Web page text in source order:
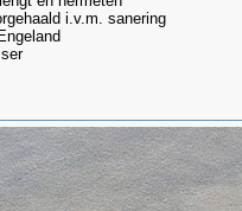
i.v.m. sanering